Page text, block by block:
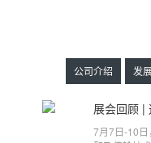
公司介绍 发
7月7日-10